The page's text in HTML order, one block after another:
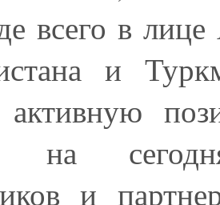
всего в
и
активную
на
и